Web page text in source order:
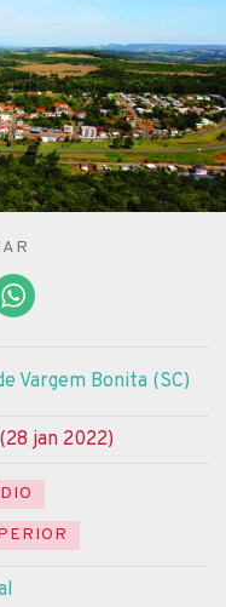
Vargem Bonita (SC)
jan 2022)